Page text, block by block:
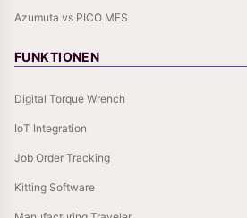
Azumuta vs PICO MES
FUNKTIONEN
Digital Torque Wrench
IoT Integration
Job Order Tracking
Kitting Software